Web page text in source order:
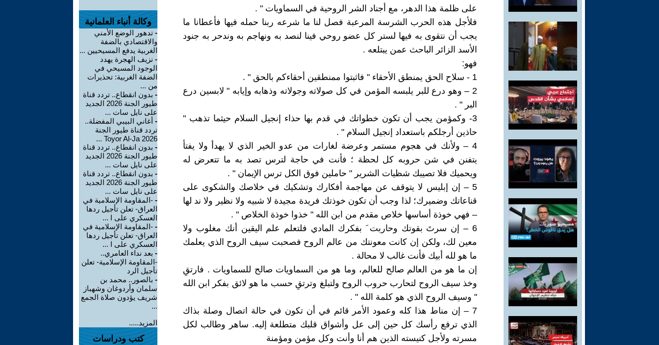
على ظلمة هذا الدهر، مع أجناد الشر الروحية في السماويات " .
فلأجل هذه الحرب الشرسة المرعبة فصل لنا ما شرعه ربنا حمله فيها فأعطانا ما
يجب أن نتقوى به فيها لستر كل عضو روحي فينا لنصد به ونهاجم به وندحر به جنود
الأسد الزائر الباحث عمن يبتلعه .
فهو:
1 - سلاح الحق يمنطق الأحقاء " فاثبتوا ممنطقين أحقاءكم بالحق " .
2 – وهو درع للبر يلبسه المؤمن في كل صولاته وجولاته وذهابه وإيابه " لابسين درع
البر " .
3- وكمؤمن يجب أن تكون خطواتك في قدم بها حذاء إنجيل السلام حيثما تذهب "
حاذين أرجلكم باستعداد إنجيل السلام " .
4 – ولأنك في هجوم مستمر وعرضة لغارات من عدو الخير الذي لا يهدأ ولا يفتأ
يتفنن في شن حروبه كل لحظة ؛ فأنت في حاجة لترس تصد به ما تتعرض له
ويحميك فلا تصيبك شظيات الشرير " حاملين فوق الكل ترس الإيمان " .
5 – إن إبليس لا يتوقف عن مهاجمة أفكارك وتشكيك في خلاصك والشكوى على
قناعاتك وضميرك؛ لذا وجب أن تكون خوذتك فريدة مجيدة لا شبيه ولا نظير ولا ند لها
– فهي خوذة أساسها خلاص مقدم من ابن الله " خذوا خوذة الخلاص " .
6 – إن سرتَ بقوتك وحاربت َ بفكرك المادي فلتعلم علم اليقين أنك مغلوب ولا
معين لك، ولكن إن كانت معونتك من عالم الروح فصحبت سيف الروح الذي يعلمك
ما هو لله أبيك فأنت غالب لا محالة .
إن ما هو من العالم صالح للعالم، وما هو من السماويات صالح للسماويات . فارتقِ
وخذ سيف الروح لتحارب حروب الروح ولتبلغ وترتقِ حسب ما هو لائق بفكر ابن الله
" وسيف الروح الذي هو كلمة الله " .
7 – إن مناط هذا كله وعمود الأمر قائم في أن تكون في حالة اتصال وصلة بذاك
الذي ترفع رأسك كل حين إلى عل وأشواق قلبك متطلعة إليه. ساهر وطالب لكل
مسرته ولأجل كنيسته الذين هم أنا وأنت وكل مؤمن ومؤمنة
وكالة أنباء العلمانية
- تدهور الوضع الأمني
والاقتصادي بالضفة
الغربية يدفع المسيحيين ...
- نزيف الهجرة يهدد
الوجود المسيحي في
الضفة الغربية: تحذيرات
من ...
- بدون انقطاع.. تردد قناة
طيور الجنة 2026 الجديد
على نايل سات ...
- أغاني البيبي المفضلة..
تردد قناة طيور الجنة
2026 Toyor Al-Ja ...
- بدون انقطاع.. تردد قناة
طيور الجنة 2026 الجديد
على نايل سات ...
- بدون انقطاع.. تردد قناة
طيور الجنة 2026 الجديد
على نايل سات ...
- -المقاومة الإسلامية في
العراق- تعلن تأجيل ردها
العسكري على ا ...
- -المقاومة الإسلامية في
العراق- تعلن تأجيل ردها
العسكري على ا ...
- بعد نداء العامري..
-المقاومة الإسلامية- تعلن
تأجيل الرد
- بالصور.. محمد بن
سلمان وأردوغان وشهباز
شريف يؤدون صلاة الجمع
...
المزيد.....
كتب ودراسات